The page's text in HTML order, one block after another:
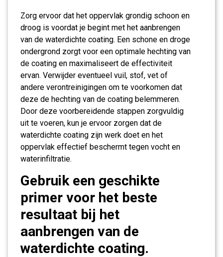
Zorg ervoor dat het oppervlak grondig schoon en
droog is voordat je begint met het aanbrengen
van de waterdichte coating. Een schone en droge
ondergrond zorgt voor een optimale hechting van
de coating en maximaliseert de effectiviteit
ervan. Verwijder eventueel vuil, stof, vet of
andere verontreinigingen om te voorkomen dat
deze de hechting van de coating belemmeren.
Door deze voorbereidende stappen zorgvuldig
uit te voeren, kun je ervoor zorgen dat de
waterdichte coating zijn werk doet en het
oppervlak effectief beschermt tegen vocht en
waterinfiltratie.
Gebruik een geschikte
primer voor het beste
resultaat bij het
aanbrengen van de
waterdichte coating.